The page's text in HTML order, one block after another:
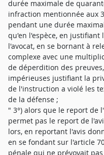
durée maximale de
infraction mentionnée aux
pendant une durée
qu'en l'espèce, en
l'avocat, en se bornant à
complexe avec une
de déperdition des
impérieuses justifiant la
de l'instruction a violé les
de la défense ;
" 3°) alors que le report de
permet pas le report de
lors, en reportant l'avis
en se fondant sur l'article
pénale qui ne prévoyait